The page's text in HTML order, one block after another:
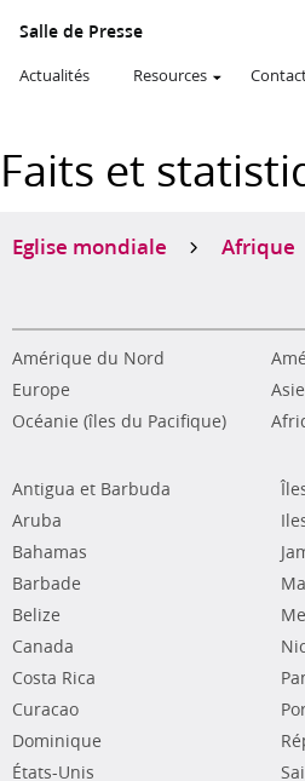
Salle de Presse
Actualités Resources
Faits et
Eglise mondiale Afrique
Amérique du Nord
Europe
Asie
Océanie (îles du Pacifique)
Antigua et Barbuda
Aruba
Bahamas
Barbade
Belize
Canada
Costa Rica
Curacao
Dominique
États-Unis